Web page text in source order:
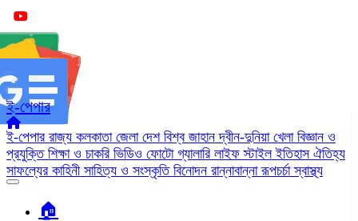
ই-পেপার
ই-পেপার রাজ্য কলকাতা জেলা দেশ বিশ্ব জাহানদ্বীন-দুনিয়া খেলা বিজ্ঞান ও
প্রযুক্তি শিক্ষা ও চাকরি ভিডিও ফোটো গ্যালারি লাইফ স্টাইলইতিহাস ঐতিহ্য
সাফল্যের কাহিনী সাহিত্য ও সংস্কৃতি বিনোদন রান্নাবান্নারূপচর্চাস্বাস্থ্য
🏠︎